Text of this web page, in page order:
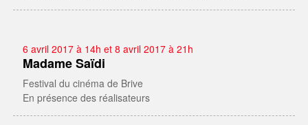
6 avril 2017 à 14h et 8 avril 2017 à 21h
Madame Saïdi
Festival du cinéma de Brive
En présence des réalisateurs